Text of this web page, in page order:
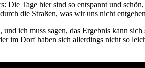
Die Tage hier sind so entspannt und
die Straßen, was wir uns nicht
ich muss sagen, das Ergebnis kann
im Dorf haben sich allerdings nicht so